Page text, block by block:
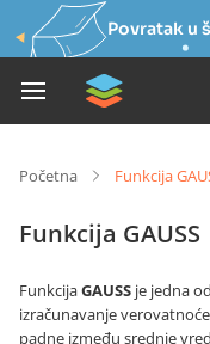
Povratak u
Početna Funkcija
Funkcija GAUSS
FunkcijaGAUSS je jedna od
izračunavanje
padne između srednje